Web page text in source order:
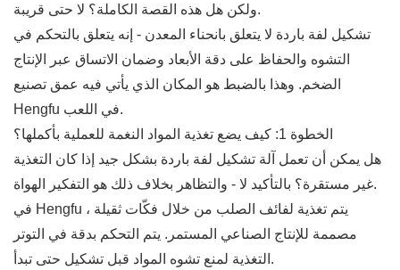
ولكن هل هذه القصة الكاملة؟ لا حتى قريبة.
تشكيل لفة باردة لا يتعلق بانحناء المعدن - إنه يتعلق بالتحكم في
التشوه والحفاظ على دقة الأبعاد وضمان الاتساق عبر الإنتاج
الضخم. وهذا بالضبط هو المكان الذي يأتي فيه عمق تصنيع
Hengfu في اللعب.
الخطوة 1: كيف يضع تغذية المواد النغمة للعملية بأكملها؟
هل يمكن أن تعمل آلة تشكيل لفة باردة بشكل جيد إذا كان التغذية
غير مستقرة؟ بالتأكيد لا - والتظاهر بخلاف ذلك هو التفكير الهواة.
في Hengfu ، يتم تغذية لفائف الصلب من خلال فكّات ثقيلة
مصممة للإنتاج الصناعي المستمر. يتم التحكم بدقة في التوتر
التغذية لمنع تشوه المواد قبل تشكيل حتى تبدأ.